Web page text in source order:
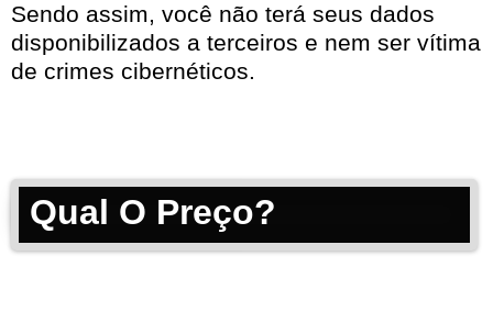
Sendo assim, você não terá seus dados
disponibilizados a terceiros e nem ser vítima
de crimes cibernéticos.
Qual O Preço?